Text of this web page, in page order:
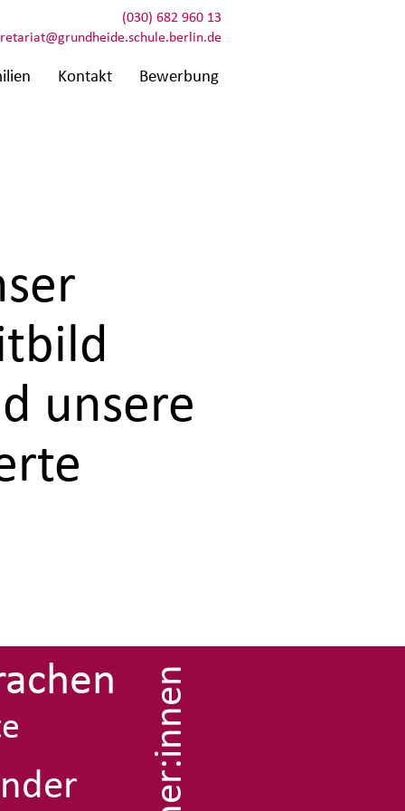
(030) 682 960 13
Kontakt Bewerbung
unsere